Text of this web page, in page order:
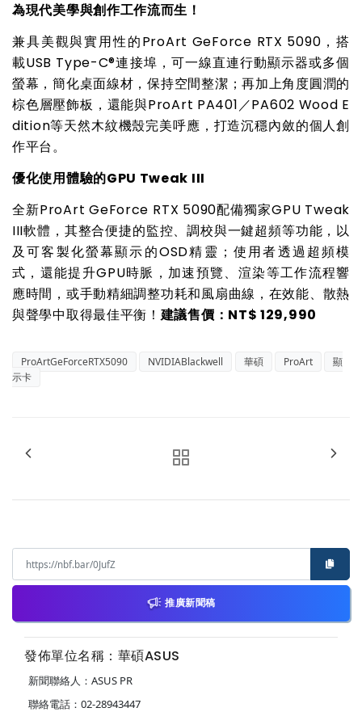
為現代美學與創作工作流而生！
兼具美觀與實用性的ProArt GeForce RTX 5090，搭
載USB Type-C®連接埠，可一線直連行動顯示器或多個
螢幕，簡化桌面線材，保持空間整潔；再加上角度圓潤的
棕色層壓飾板，還能與ProArt PA401／PA602 Wood E
dition等天然木紋機殼完美呼應，打造沉穩內斂的個人創
作平台。
優化使用體驗的GPU Tweak III
全新ProArt GeForce RTX 5090配備獨家GPU Tweak
III軟體，其整合便捷的監控、調校與一鍵超頻等功能，以
及可客製化螢幕顯示的OSD精靈；使用者透過超頻模
式，還能提升GPU時脈，加速預覽、渲染等工作流程響
應時間，或手動精細調整功耗和風扇曲線，在效能、散熱
與聲學中取得最佳平衡！建議售價：NT$ 129,990
ProArtGeForceRTX5090 NVIDIABlackwell 華碩 ProArt
顯
示卡
推廣新聞稿
發佈單位名稱：華碩ASUS
新聞聯絡人：ASUS PR
聯絡電話：02-28943447